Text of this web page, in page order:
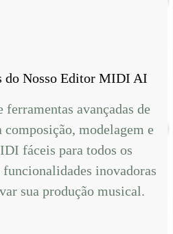
do Nosso Editor MIDI AI
avançadas de
modelagem e
fáceis para todos os
inovadoras
sua produção musical.